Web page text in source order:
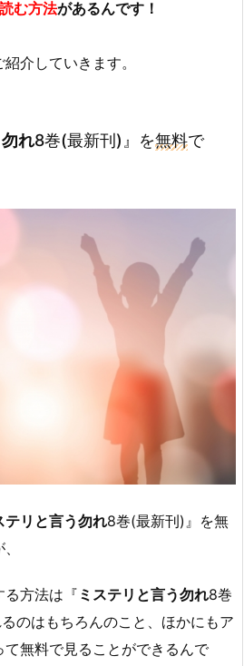
む方法があるんです！
介していきます。
れ8巻(最新刊)』を無料で
テリと言う勿れ8巻(最新刊)』を無
る方法は『 ミステリと言う勿れ8巻
のはもちろんのこと、ほかにもア
無料で見ることができるんで